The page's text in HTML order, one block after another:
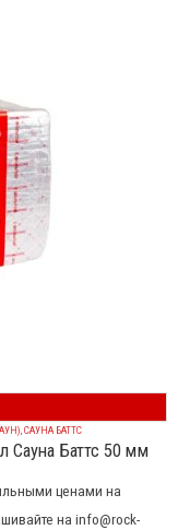
САУНА БАТТС
Сауна Баттс 50 мм
ценами на
на info@rock-